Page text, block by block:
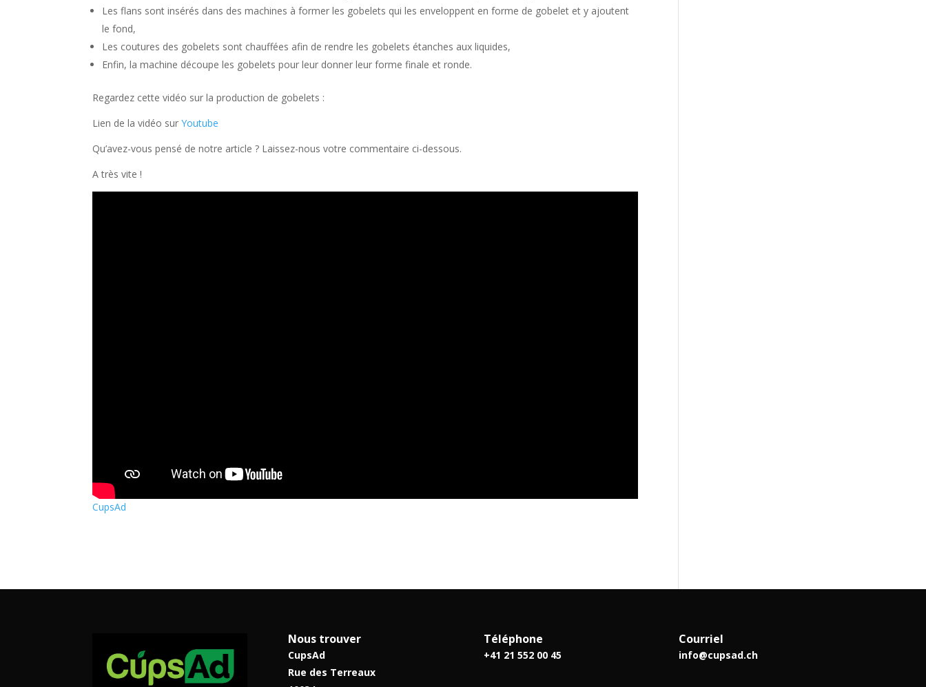
Les flans sont insérés dans des machines à former les gobelets qui les enveloppent en forme de gobelet et y ajoutent
le fond,
Les coutures des gobelets sont chauffées afin de rendre les gobelets étanches aux liquides,
Enfin, la machine découpe les gobelets pour leur donner leur forme finale et ronde.
Regardez cette vidéo sur la production de gobelets :
Lien de la vidéo surYoutube
Qu’avez-vous pensé de notre article ? Laissez-nous votre commentaire ci-dessous.
A très vite !
CupsAd
Nous trouver
CupsAd
Rue des Terreaux
Téléphone
+41 21 552 00 45
Courriel
info@cupsad.ch